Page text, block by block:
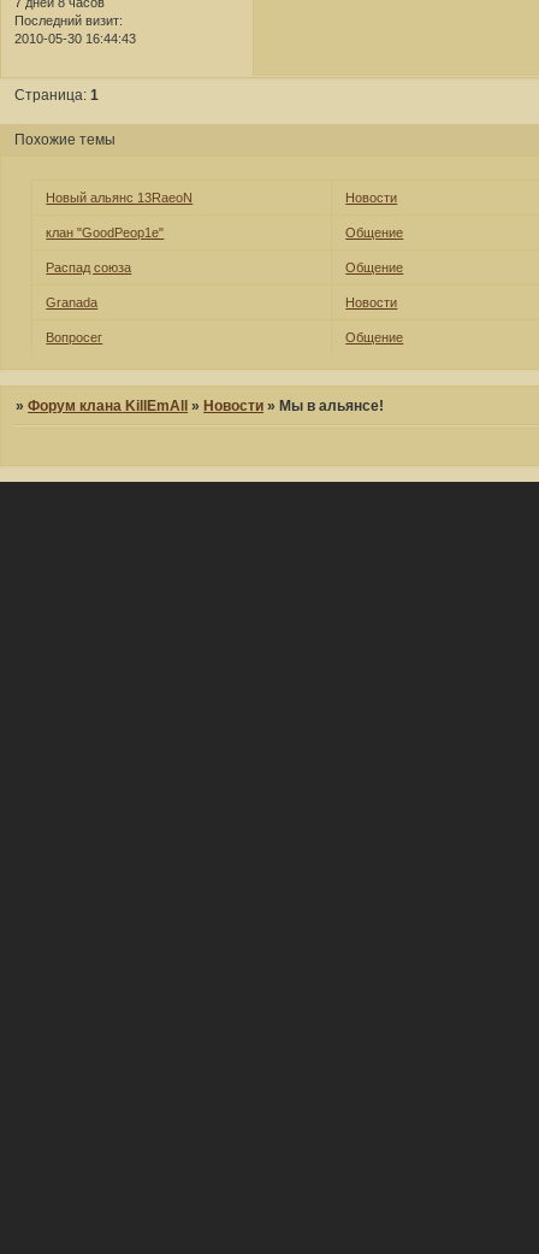
Последний визит:
2010-05-30 16:44:43
Страница:1
Похожие темы
Новый альянс 13RaeoN Новости
клан "GoodPeop1e" Общение
Распад союза Общение
Granada Новости
Вопросег Общение
»Форум клана KillEmAll » Новости » Мы в альянсе!